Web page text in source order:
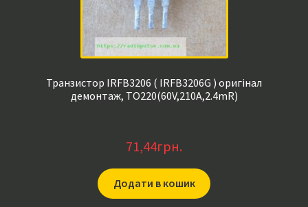
Транзистор IRFB3206 ( IRFB3206G ) оригінал
демонтаж, TO220(60V,210A,2.4mR)
71,44грн.
Додати в кошик